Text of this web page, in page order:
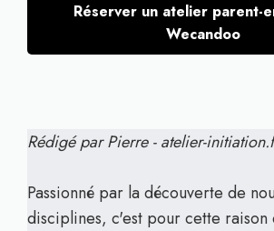
Réserver un atelier parent-
Wecandoo
Rédigé par Pierre - atelier-
Passionné par la découverte de
disciplines, c'est pour cette raison